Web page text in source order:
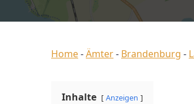
Home-Ämter- Brandenburg -
Inhalte Anzeigen